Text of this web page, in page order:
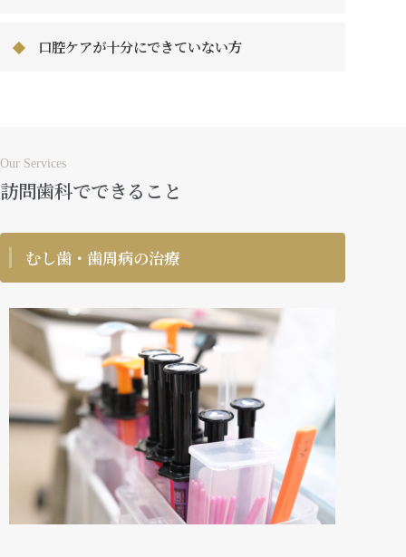
口腔ケアが十分にできていない方
Our Services
訪問歯科でできること
むし歯・歯周病の治療